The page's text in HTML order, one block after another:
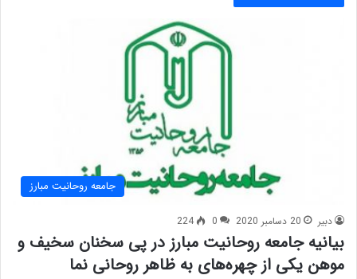
جامعه روحانیت مبارز
دبیر 20 دسامبر 2020 0
224
بیانیه جامعه روحانیت مبارز در پی سخنان سخیف و
موهن یکی از چهره‌های به ظاهر روحانی نما